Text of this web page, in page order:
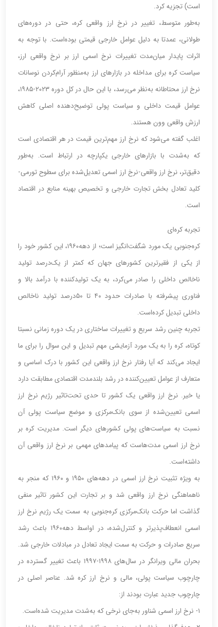
است) تجزیه کرد.
به‌طور متوسط، تغییر در نرخ ارز واقعی کره، حتی در دوره‌های
طولانی، عمدتا به دلیل عوامل خارجی قیمتی بوده‌است. با توجه به
اثرات پایدار میان‌مدت تغییرات نرخ اسمی ارز بر نرخ واقعی ارز،
سیاست کره برای مداخله در بازارهای ارز به‌منظور آرام‌کردن نوسانات
نرخ ارز محتاطانه به‌نظر می‌رسد، با این حال در کل دوره ۲۰۲۳-۱۹۸۵،
عوامل قیمت داخلی و سیاست پولی توضیح‌دهنده اصلی کاهش
ارزش واقعی وون هستند.
اغلب گفته می‌شود که نرخ ارز مهم‌ترین قیمت در هر اقتصادی است
که به‌شدت با بازارهای خارجی یکپارچه در ارتباط است. به‌‌‌‌‌‌طور
دقیق‌تر، نرخ ارز واقعی-نرخ ارز اسمی تعدیل‌‌‌‌‌‌شده برای سطوح تورمی-
کلید تعادل بخش تجارت خارجی و تخصیص بهینه منابع در اقتصاد
است.
تجربه کره‌‌‌‌‌‌ای
کره‌جنوبی یک مورد شگفت‌‌‌‌‌‌انگیز است؛ از دهه‌۱۹۶۰، این کشور خود را
از یکی از فقیرترین کشورهای جهان که کمتر از یک‌درصد تولید
ناخالص داخلی را صادر می‌کرد، به یک تولیدکننده با درآمد بالا و
فناوری پیشرفته با صادرات حدود ۴۰ تا ۵۰‌درصد تولید ناخالص
داخلی تبدیل کرده‌است.
تجربه چنین رشد سریع و تغییرات ساختاری در یک دوره زمانی نسبتا
کوتاه، کره را به یک مورد آزمایشی مهم تبدیل و این سوال را برای ما
ایجاد می‌کند که آیا رفتار نرخ ارز واقعی این کشور با درک اساسی و
متعارف از عوامل تعیین‌‌‌‌‌‌کننده در رشد بلندمدت اقتصادی مطابقت دارد
یا خیر. نرخ ارز واقعی یک کشور تا حدی تحت‌تاثیر رژیم نرخ ارز
اسمی تعیین‌شده از سوی بانک‌مرکزی و موضع سیاست پولی آن
نسبت به سیاست‌های پولی کشورهای دیگر است. مدیریت کره بر
نرخ ارز اسمی مدت‌هاست که پیامدهای مهمی بر نرخ ارز واقعی آن
داشته‌است.
به ویژه تثبیت نرخ ارز اسمی در دهه‌های ۱۹۵۰ و ۱۹۶۰ که منجر به
ناهماهنگی نرخ ارز واقعی شد و بر تجارت این کشور تاثیر منفی
گذاشت اما حرکت بانک‌مرکزی کره‌جنوبی به سمت یک رژیم نرخ ارز
اسمی انعطاف‌‌‌‌‌‌پذیرتر و کنترل‌‌‌‌‌‌شده، در اواسط دهه‌۱۹۶۰ باعث رشد
سریع صادرات و حرکت به سمت ایجاد تعادل در مبادلات خارجی شد.
بحران مالی ویرانگر در سال‌های ۱۹۹۸-۱۹۹۷ باعث تغییر گسترده در
چارچوب سیاست پولی، مالی و نرخ ارز کره شد. عناصر اصلی در
چارچوب جدید عبارت بودند از:
۱- نرخ ارز اسمی شناور به‌جای نرخی که به‌شدت مدیریت شده‌است.